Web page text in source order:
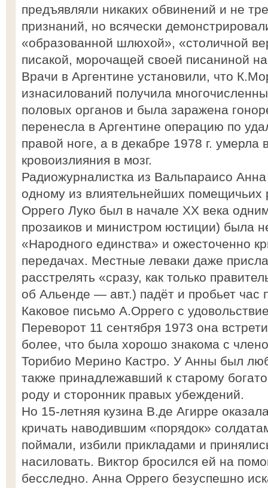
предъявляли никаких обвинений и не
признаний, но всячески
«образованной шлюхой», «столичной
писакой, морочащей своей писаниной
Врачи в Аргентине установили, что
изнасилований получила
половых органов и была заражена
перенесла в Аргентине операцию по
правой ноге, а в декабре 1978 г. умерла
кровоизлияния в мозг.
Радиожурналистка из Вальпараисо
одному из влиятельнейших помещичьих
Оррего Луко был в начале XX века
прозаиков и министром юстиции) была
«Народного единства» и ожесточенно
передачах. Местные леваки даже
расстрелять «сразу, как только
об Альенде — авт.) падёт и пробьет час
Каковое письмо А.Оррего с
Переворот 11 сентября 1973 она
более, что была хорошо знакома с
Торибио Мерино Кастро. У Анны был
также принадлежавший к старому
роду и сторонник правых убеждений.
Но 15-летняя кузина В.де Агирре
кричать наводившим «порядок»
поймали, избили прикладами и
насиловать. Виктор бросился ей на
бесследно. Анна Оррего безуспешно